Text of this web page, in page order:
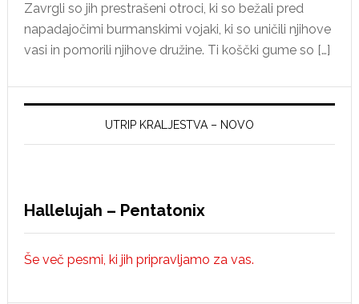
Zavrgli so jih prestrašeni otroci, ki so bežali pred
napadajočimi burmanskimi vojaki, ki so uničili njihove
vasi in pomorili njihove družine. Ti koščki gume so […]
UTRIP KRALJESTVA – NOVO
Hallelujah – Pentatonix
Še več pesmi, ki jih pripravljamo za vas.